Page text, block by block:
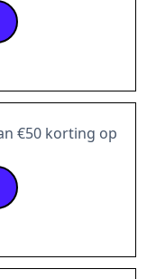
€50 korting op